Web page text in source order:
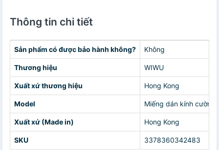
Thông tin chi tiết
Sản phẩm có được bảo hành không? Không
Thương hiệu WIWU
Xuất xứ thương hiệu Hong Kong
Model Miếng dán kính cường
Xuất xứ (Made in) Hong Kong
SKU 3378360342483